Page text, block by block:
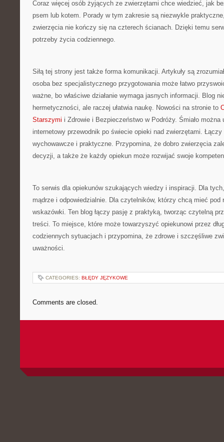
Coraz więcej osób żyjących ze zwierzętami chce wiedzieć, jak
psem lub kotem. Porady w tym zakresie są niezwykle
zwierzęcia nie kończy się na czterech ścianach. Dzięki temu
potrzeby życia codziennego.
Siłą tej strony jest także forma komunikacji. Artykuły są
osoba bez specjalistycznego przygotowania może łatwo
ważne, bo właściwe działanie wymaga jasnych informacji. Blog
hermetyczności, ale raczej ułatwia naukę. Nowości na stronie to
Starszymi i Zdrowie i Bezpieczeństwo w Podróży. Śmiało
internetowy przewodnik po świecie opieki nad zwierzętami.
wychowawcze i praktyczne. Przypomina, że dobro zwierzęcia
decyzji, a także że każdy opiekun może rozwijać swoje
To serwis dla opiekunów szukających wiedzy i inspiracji. Dla
mądrze i odpowiedzialnie. Dla czytelników, którzy chcą mieć pod
wskazówki. Ten blog łączy pasję z praktyką, tworząc czytelną
treści. To miejsce, które może towarzyszyć opiekunowi przez
codziennych sytuacjach i przypomina, że zdrowe i szczęśliwe
uważności.
CATEGORIES: BŁĘDY JĘZYKOWE
Comments are closed.